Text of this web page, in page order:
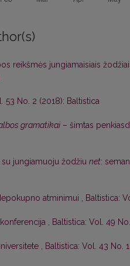
reikšmės jungiamaisiais
53 No. 2 (2018): Baltistica
gramatikai – šimtas
su jungiamuoju žodžiu net:
atminimui , Baltistica:
, Baltistica: Vol. 49
, Baltistica: Vol. 43 No.